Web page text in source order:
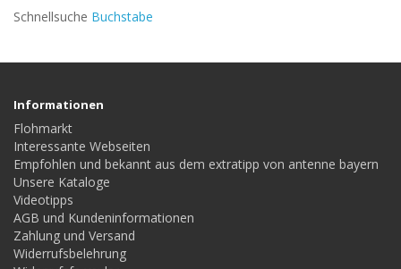
Schnellsuche Buchstabe
Informationen
Flohmarkt
Interessante Webseiten
Empfohlen und bekannt aus dem extratipp von antenne bayern
Unsere Kataloge
Videotipps
AGB und Kundeninformationen
Zahlung und Versand
Widerrufsbelehrung